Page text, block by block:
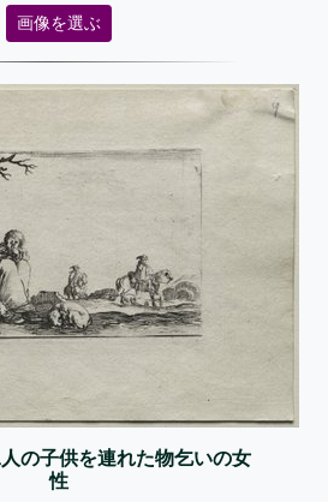
画像を選ぶ
の子供を連れた物乞いの女
性